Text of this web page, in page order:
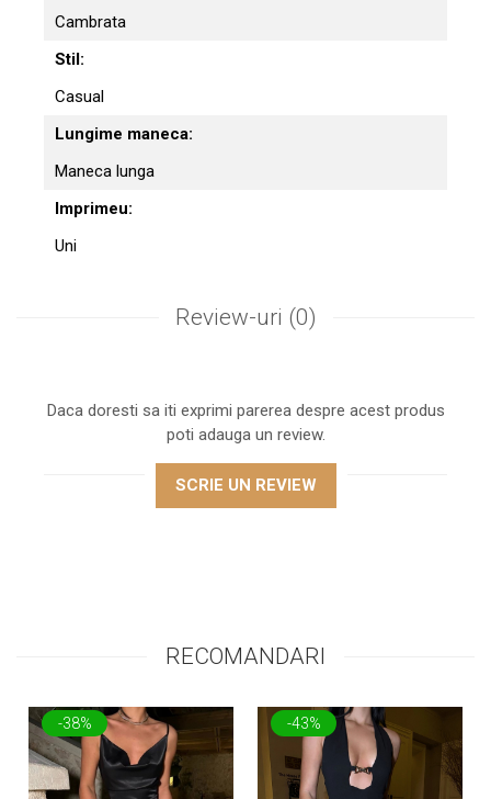
Cambrata
Stil:
Casual
Lungime maneca:
Maneca lunga
Imprimeu:
Uni
Review-uri (0)
Daca doresti sa iti exprimi parerea despre acest produs
poti adauga un review.
SCRIE UN REVIEW
RECOMANDARI
-38% -43%